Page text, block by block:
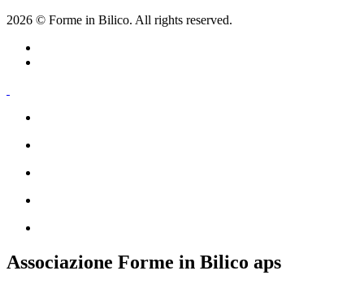
2026 © Forme in Bilico. All rights reserved.
Associazione Forme in Bilico aps